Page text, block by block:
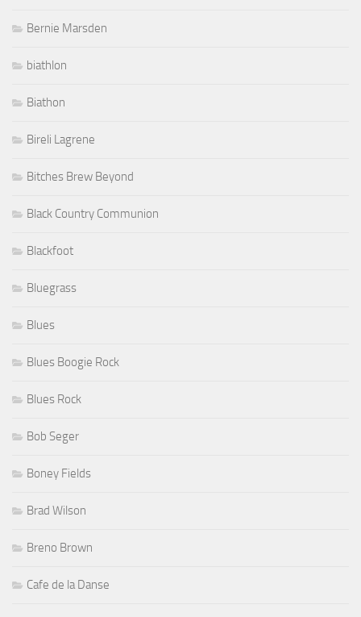
Bernie Marsden
biathlon
Biathon
Bireli Lagrene
Bitches Brew Beyond
Black Country Communion
Blackfoot
Bluegrass
Blues
Blues Boogie Rock
Blues Rock
Bob Seger
Boney Fields
Brad Wilson
Breno Brown
Cafe de la Danse